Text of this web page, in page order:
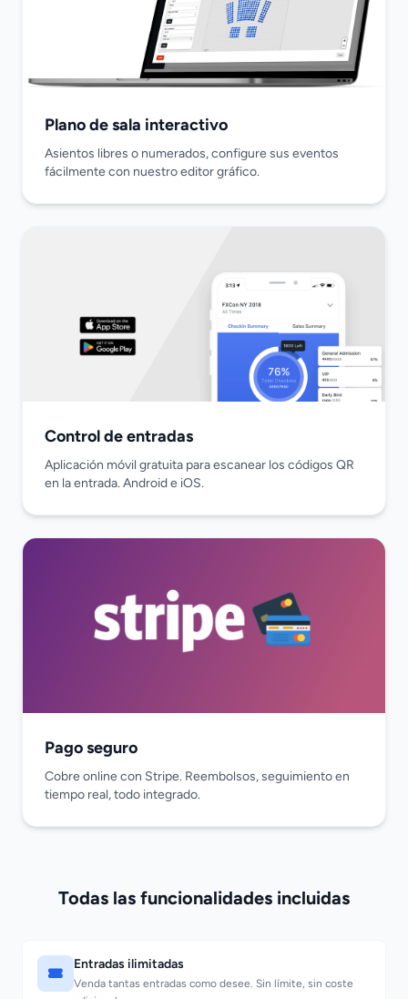
Plano de sala interactivo
Asientos libres o numerados, configure sus eventos
fácilmente con nuestro editor gráfico.
Control de entradas
Aplicación móvil gratuita para escanear los códigos QR
en la entrada. Android e iOS.
Pago seguro
Cobre online con Stripe. Reembolsos, seguimiento en
tiempo real, todo integrado.
Todas las funcionalidades incluidas
Entradas ilimitadas
Venda tantas entradas como desee. Sin límite, sin coste